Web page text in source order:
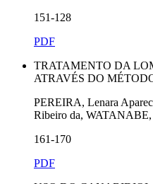
151-128
PDF
TRATAMENTO DA
ATRAVÉS DO
PEREIRA, Lenara
Ribeiro da,
161-170
PDF